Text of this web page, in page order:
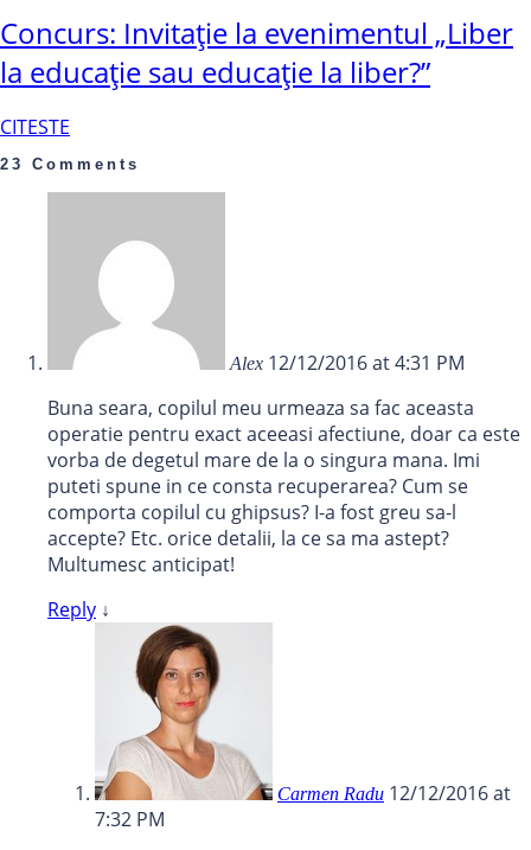
Concurs: Invitație la evenimentul „Liber
la educație sau educație la liber?”
CITESTE
23 Comments
Alex 12/12/2016 at 4:31 PM
Buna seara, copilul meu urmeaza sa fac aceasta
operatie pentru exact aceeasi afectiune, doar ca este
vorba de degetul mare de la o singura mana. Imi
puteti spune in ce consta recuperarea? Cum se
comporta copilul cu ghipsus? I-a fost greu sa-l
accepte? Etc. orice detalii, la ce sa ma astept?
Multumesc anticipat!
Reply ↓
Carmen Radu 12/12/2016 at
7:32 PM